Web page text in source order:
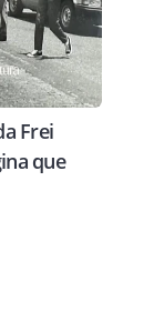
Frei
que